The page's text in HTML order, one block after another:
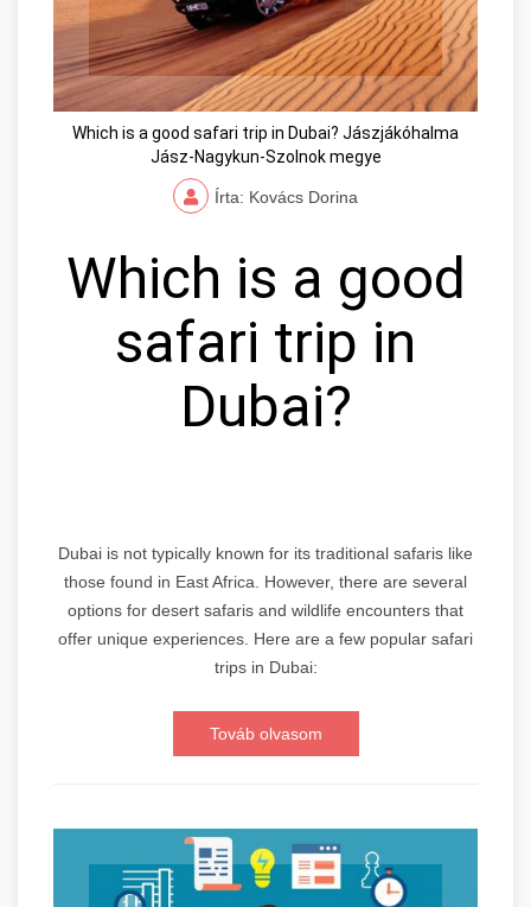
Which is a good safari trip in Dubai? Jászjákóhalma
Jász-Nagykun-Szolnok megye
Írta: Kovács Dorina
Which is a good
safari trip in
Dubai?
Dubai is not typically known for its traditional safaris like
those found in East Africa. However, there are several
options for desert safaris and wildlife encounters that
offer unique experiences. Here are a few popular safari
trips in Dubai:
Továb olvasom